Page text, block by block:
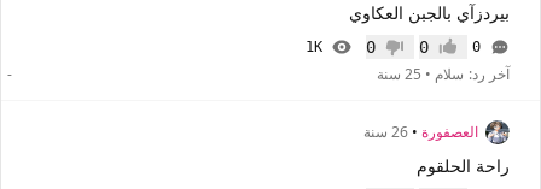
بيردزآي بالجبن العكاوي
0 إعجاب0 عدم إعجاب
0
1K
آخر رد: سلام • 25 سنة -
العصفورة • 26 سنة
راحة الحلقوم